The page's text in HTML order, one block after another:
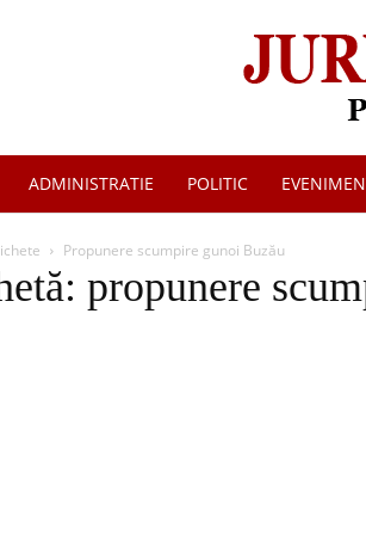
ADMINISTRATIE POLITIC
Propunere scumpire gunoi Buzău
propunere